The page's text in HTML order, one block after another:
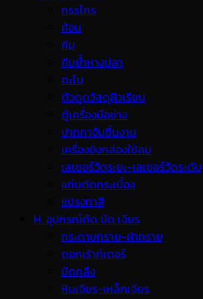
กรรไกร
ค้อน
คีม
คีมย้ำหางปลา
ตะไบ
ตัวดูดวัสดุผิวเรียบ
ตู้เครื่องมือช่าง
ปากกาจับชิ้นงาน
เครื่องยิงกล่องใช้ลม
เลเซอร์วัดระยะ-เลเซอร์วัดระดับ
แท่นตัดกระเบื้อง
แปรงทาสี
H. อุปกรณ์ตัด ขัด เจียร
กระดาษทราย-ผ้าทราย
ดอกเร้าท์เตอร์
มีดกลึง
หินเจียร-เหล็กเจียร